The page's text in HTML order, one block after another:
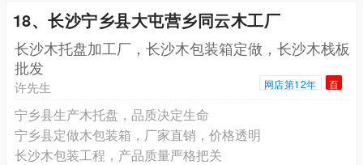
18、长沙宁乡县大屯营乡同云木工厂
长沙木托盘加工厂，长沙木包装箱定做，长沙木栈板
批发
许先生 网店第12年 百
宁乡县生产木托盘，品质决定生命
宁乡县定做木包装箱，厂家直销，价格透明
长沙木包装工程，产品质量严格把关